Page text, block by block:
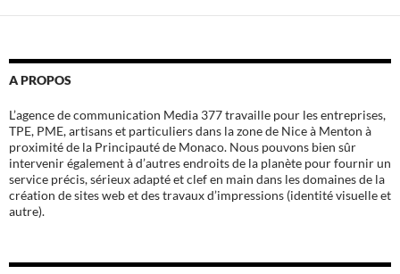
A PROPOS
L’agence de communication Media 377 travaille pour les entreprises,
TPE, PME, artisans et particuliers dans la zone de Nice à Menton à
proximité de la Principauté de Monaco. Nous pouvons bien sûr
intervenir également à d’autres endroits de la planète pour fournir un
service précis, sérieux adapté et clef en main dans les domaines de la
création de sites web et des travaux d’impressions (identité visuelle et
autre).